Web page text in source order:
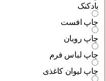
بادکنک
چاپ افست
چاپ روبان
چاپ لباس فرم
چاپ لیوان کاغذی